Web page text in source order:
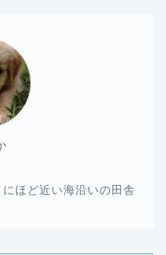
ほど近い海沿いの田舎